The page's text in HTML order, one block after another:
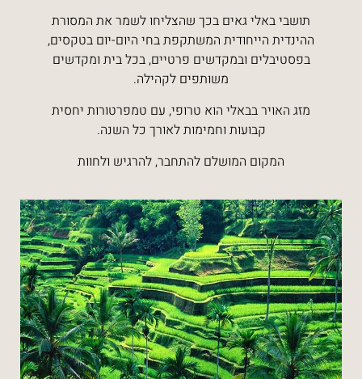
תושבי באלי גאים בכך שהצליחו לשמר את המסורת
ההינדית הייחודית המשתקפת בחי היום-יום בטקסים,
בפסטיבלים ובמקדשים פרטיים, בכל בית ומקדשים
משותפים לקהילה.
מזג האויר בבאלי הוא טרופי, עם טמפרטורות יחסית
קבועות וחמימות לאורך כל השנה.
המקום המושלם להתחבר, להרגיש ולחוות